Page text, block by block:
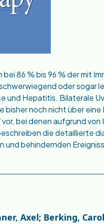
86 % bis 96 % der mit
schwerwiegend oder
und Hepatitis. Bilaterale
bisher noch nicht über
vor, bei denen aufgrund
die detaillierte
und behindernden
Axel; Berking,